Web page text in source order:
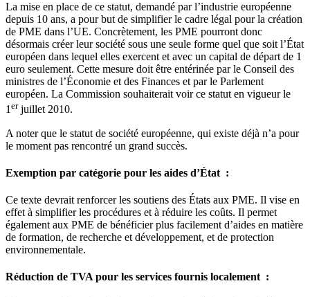
La mise en place de ce statut, demandé par l’industrie européenne
depuis 10 ans, a pour but de simplifier le cadre légal pour la création
de PME dans l’UE. Concrètement, les PME pourront donc
désormais créer leur société sous une seule forme quel que soit l’État
européen dans lequel elles exercent et avec un capital de départ de 1
euro seulement. Cette mesure doit être entérinée par le Conseil des
ministres de l’Économie et des Finances et par le Parlement
européen. La Commission souhaiterait voir ce statut en vigueur le
1erjuillet 2010.
A noter que le statut de société européenne, qui existe déjà n’a pour
le moment pas rencontré un grand succès.
Exemption par catégorie pour les aides d’État :
Ce texte devrait renforcer les soutiens des États aux PME. Il vise en
effet à simplifier les procédures et à réduire les coûts. Il permet
également aux PME de bénéficier plus facilement d’aides en matière
de formation, de recherche et développement, et de protection
environnementale.
Réduction de TVA pour les services fournis localement :